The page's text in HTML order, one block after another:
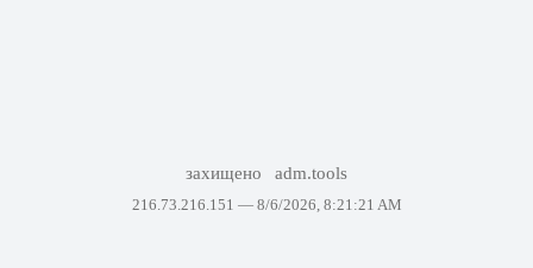
захищено adm.tools
216.73.216.151 — 8/6/2026, 8:21:21 AM